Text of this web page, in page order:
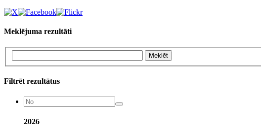
Meklējuma rezultāti
Meklēt
Filtrēt rezultātus
2026